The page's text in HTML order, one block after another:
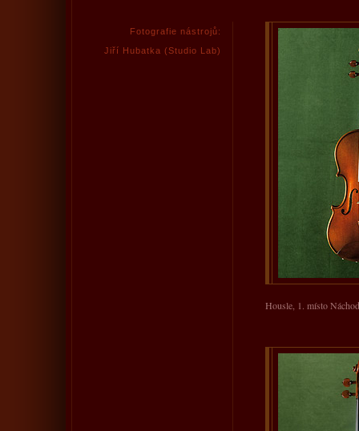
Fotografie nástrojů:
Jiří Hubatka (Studio Lab)
Housle, 1. místo